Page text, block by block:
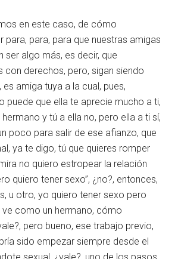
en este caso, de cómo
para, para, para que nuestras amigas
ser algo más, es decir, que
con derechos, pero, sigan siendo
amiga tuya a la cual, pues,
puede que ella te aprecie mucho a ti,
y tú a ella no, pero ella a ti sí,
poco para salir de ese afianzo, que
ya te digo, tú que quieres romper
no quiero estropear la relación
quiero tener sexo”, ¿no?, entonces,
u otro, yo quiero tener sexo pero
ve como un hermano, cómo
pero bueno, ese trabajo previo,
sido empezar siempre desde el